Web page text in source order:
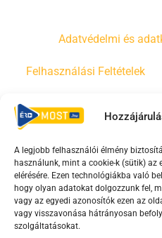
A legjobb felhasználói élmény
használunk, mint a cookie-k (sütik)
elérésére. Ezen technológiákba való
hogy olyan adatokat dolgozzunk fel,
vagy az egyedi azonosítók ezen az
vagy visszavonása hátrányosan
szolgáltatásokat.
Adatvédelmi és
Felhasználási Feltételek
Irányelvek
F
a
c
e
b
Y
o
u
t
u
T
i
k
t